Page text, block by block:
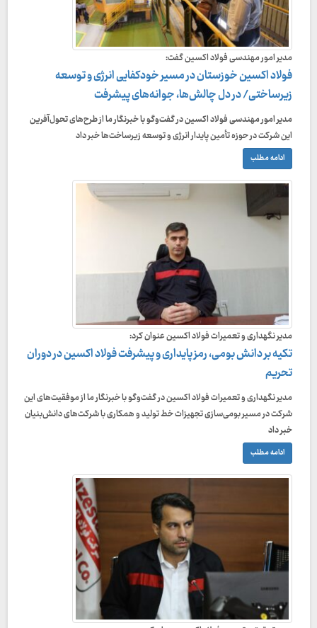
مدیر امور مهندسی فولاد اکسین گفت:
فولاد اکسین خوزستان در مسیر خودکفایی انرژی و توسعه
زیرساختی/ در دل چالش‌ها، جوانه‌های پیشرفت
مدیر امور مهندسی فولاد اکسین در گفت‌وگو با خبرنگار ما از طرح‌های تحول‌آفرین
این شرکت در حوزه تأمین پایدار انرژی و توسعه زیرساخت‌ها خبر داد
ادامه مطلب
مدیر نگهداری و تعمیرات فولاد اکسین عنوان کرد:
تکیه بر دانش بومی، رمز پایداری و پیشرفت فولاد اکسین در دوران
تحریم
مدیر نگهداری و تعمیرات فولاد اکسین در گفت‌وگو با خبرنگار ما از موفقیت‌های این
شرکت در مسیر بومی‌سازی تجهیزات خط تولید و همکاری با شرکت‌های دانش‌بنیان
خبر داد
ادامه مطلب